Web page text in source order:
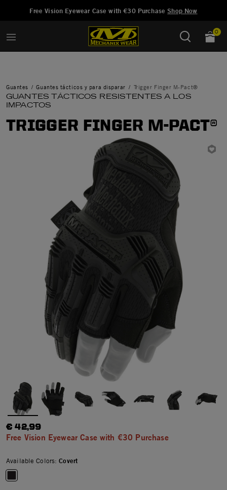
Free Vision Eyewear Case with €30 PurchaseShop Now
0
Guantes Guantes tácticos y para disparar Trigger Finger M-Pact®
GUANTES TÁCTICOS RESISTENTES A LOS
IMPACTOS
TRIGGER FINGER M-PACT®
€ 42,99
Free Vision Eyewear Case with €30 Purchase
Available Colors:Covert
Añadido a Gestionar Lista de Deseos